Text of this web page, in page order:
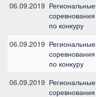
06.09.2019 Региональные
соревнования
по конкуру
06.09.2019 Региональные
соревнования
по конкуру
06.09.2019 Региональные
соревнования